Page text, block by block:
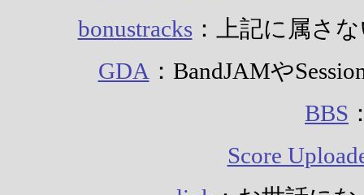
bonustracks：上記に属さ
GDA ：BandJAMや
BBS
Score